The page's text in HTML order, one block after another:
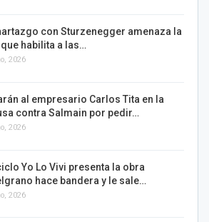
con Sturzenegger amenaza la
que habilita a las…
2026
al empresario Carlos Tita en la
contra Salmain por pedir…
2026
Yo Lo Vivi presenta la obra
hace bandera y le sale…
2026